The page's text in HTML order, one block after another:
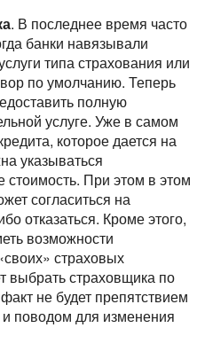
. В последнее время часто
банки навязывали
типа страхования или
по умолчанию. Теперь
полную
услуге. Уже в самом
которое дается на
указываться
стоимость. При этом в этом
согласиться на
отказаться. Кроме этого,
возможности
страховых
страховщика по
не будет препятствием
поводом для изменения